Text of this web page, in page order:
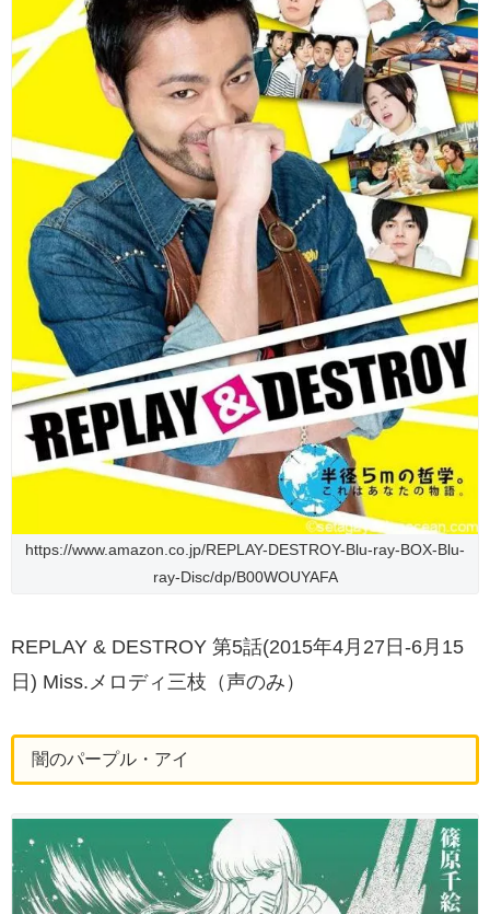
https://www.amazon.co.jp/REPLAY-DESTROY-Blu-ray-BOX-Blu-
ray-Disc/dp/B00WOUYAFA
REPLAY & DESTROY 第5話(2015年4月27日-6月15
日) Miss.メロディ三枝（声のみ）
闇のパープル・アイ